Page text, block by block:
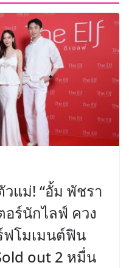
แม่! “อั้ม พัชรา
อร์นักไลฟ์ ควง
ฟโมเมนต์ฟิน
out 2 หมื่น